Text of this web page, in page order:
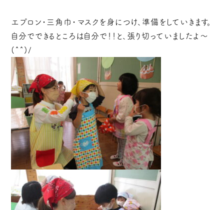
エプロン・三角巾・マスクを身につけ、準備をしていきます。
自分でできるところは自分で！！と、張り切っていましたよ～
(^^)/